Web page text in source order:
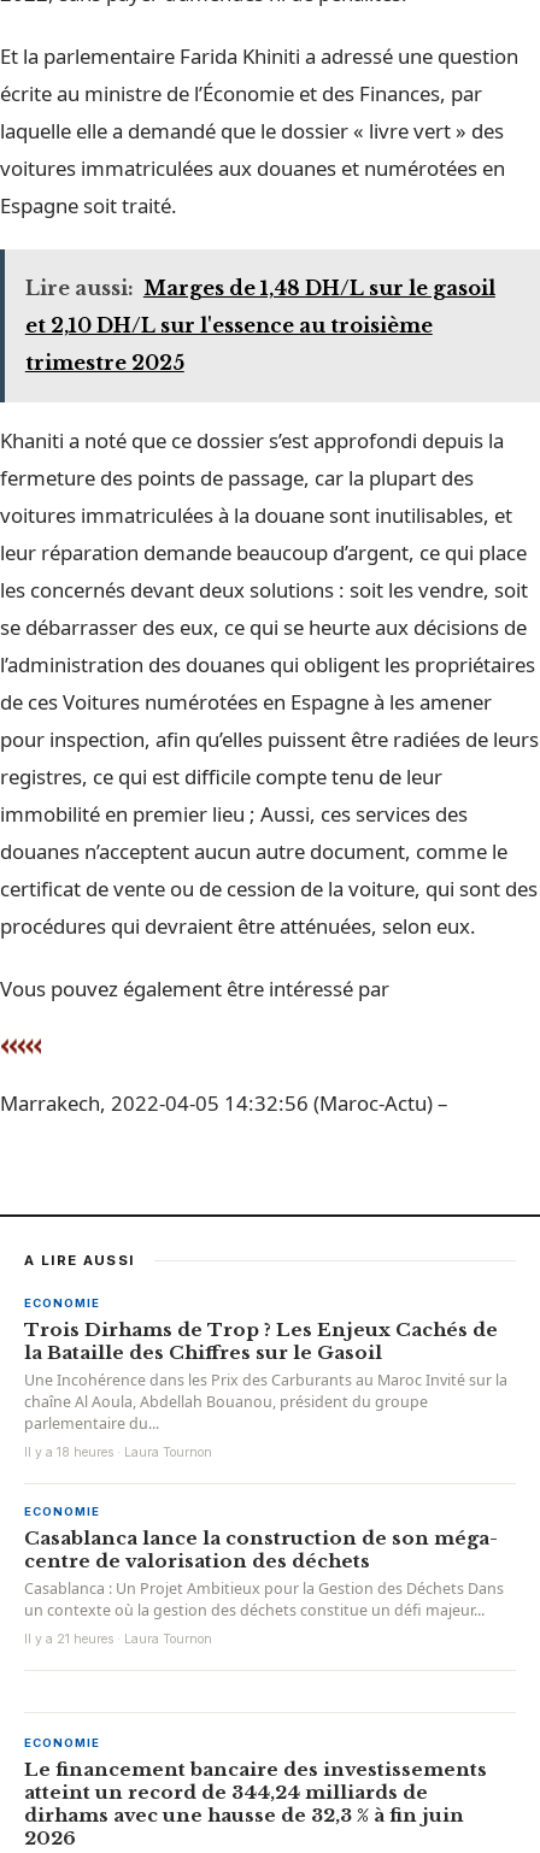
Et la parlementaire Farida Khiniti a adressé une question
écrite au ministre de l’Économie et des Finances, par
laquelle elle a demandé que le dossier « livre vert » des
voitures immatriculées aux douanes et numérotées en
Espagne soit traité.
Lire aussi: Marges de 1,48 DH/L sur le gasoil
et 2,10 DH/L sur l'essence au troisième
trimestre 2025
Khaniti a noté que ce dossier s’est approfondi depuis la
fermeture des points de passage, car la plupart des
voitures immatriculées à la douane sont inutilisables, et
leur réparation demande beaucoup d’argent, ce qui place
les concernés devant deux solutions : soit les vendre, soit
se débarrasser des eux, ce qui se heurte aux décisions de
l’administration des douanes qui obligent les propriétaires
de ces Voitures numérotées en Espagne à les amener
pour inspection, afin qu’elles puissent être radiées de leurs
registres, ce qui est difficile compte tenu de leur
immobilité en premier lieu ; Aussi, ces services des
douanes n’acceptent aucun autre document, comme le
certificat de vente ou de cession de la voiture, qui sont des
procédures qui devraient être atténuées, selon eux.
Vous pouvez également être intéressé par
Marrakech, 2022-04-05 14:32:56 (Maroc-Actu) –
A LIRE AUSSI
ECONOMIE
Trois Dirhams de Trop ? Les Enjeux Cachés de
la Bataille des Chiffres sur le Gasoil
Une Incohérence dans les Prix des Carburants au Maroc Invité sur la
chaîne Al Aoula, Abdellah Bouanou, président du groupe
parlementaire du...
Il y a 18 heures · Laura Tournon
ECONOMIE
Casablanca lance la construction de son méga-
centre de valorisation des déchets
Casablanca : Un Projet Ambitieux pour la Gestion des Déchets Dans
un contexte où la gestion des déchets constitue un défi majeur...
Il y a 21 heures · Laura Tournon
ECONOMIE
Le financement bancaire des investissements
atteint un record de 344,24 milliards de
dirhams avec une hausse de 32,3 % à fin juin
2026